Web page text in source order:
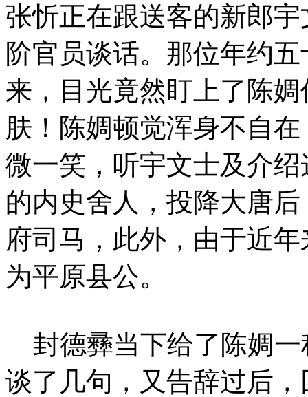
张忻正在跟送客的新郎
阶官员谈话。那位年约
来，目光竟然盯上了陈
肤！陈婤顿觉浑身不自
微一笑，听宇文士及介
的内史舍人，投降大唐
府司马，此外，由于近
为平原县公。
封德彞当下给了陈婤一
谈了几句，又告辞过后